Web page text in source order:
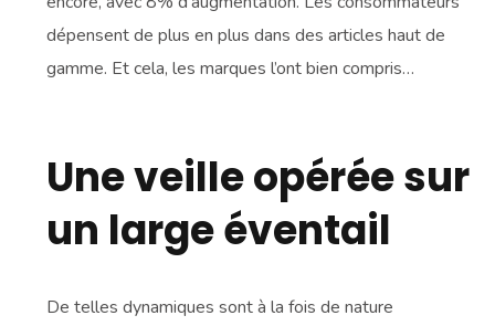
dépensent de plus en plus dans des articles haut de
gamme. Et cela, les marques l’ont bien compris…
Une veille opérée sur
un large éventail
De telles dynamiques sont à la fois de nature